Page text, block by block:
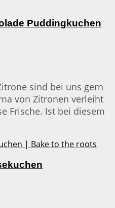
Puddingkuchen
sind bei uns gern
von Zitronen verleiht
Frische. Ist bei diesem